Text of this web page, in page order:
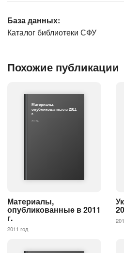
База данных:
Каталог библиотеки СФУ
Похожие публикации
Материалы,
опубликованные в 2011
г.
2011 год
Материалы,
опубликованные в 2011
г.
2011 год